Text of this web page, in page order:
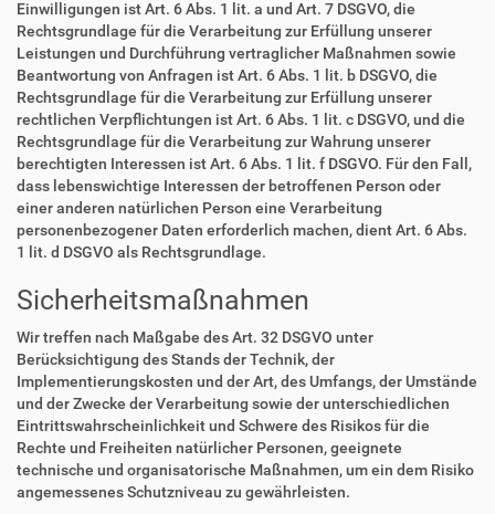
Einwilligungen ist Art. 6 Abs. 1 lit. a und Art. 7 DSGVO, die
Rechtsgrundlage für die Verarbeitung zur Erfüllung unserer
Leistungen und Durchführung vertraglicher Maßnahmen sowie
Beantwortung von Anfragen ist Art. 6 Abs. 1 lit. b DSGVO, die
Rechtsgrundlage für die Verarbeitung zur Erfüllung unserer
rechtlichen Verpflichtungen ist Art. 6 Abs. 1 lit. c DSGVO, und die
Rechtsgrundlage für die Verarbeitung zur Wahrung unserer
berechtigten Interessen ist Art. 6 Abs. 1 lit. f DSGVO. Für den Fall,
dass lebenswichtige Interessen der betroffenen Person oder
einer anderen natürlichen Person eine Verarbeitung
personenbezogener Daten erforderlich machen, dient Art. 6 Abs.
1 lit. d DSGVO als Rechtsgrundlage.
Sicherheitsmaßnahmen
Wir treffen nach Maßgabe des Art. 32 DSGVO unter
Berücksichtigung des Stands der Technik, der
Implementierungskosten und der Art, des Umfangs, der Umstände
und der Zwecke der Verarbeitung sowie der unterschiedlichen
Eintrittswahrscheinlichkeit und Schwere des Risikos für die
Rechte und Freiheiten natürlicher Personen, geeignete
technische und organisatorische Maßnahmen, um ein dem Risiko
angemessenes Schutzniveau zu gewährleisten.